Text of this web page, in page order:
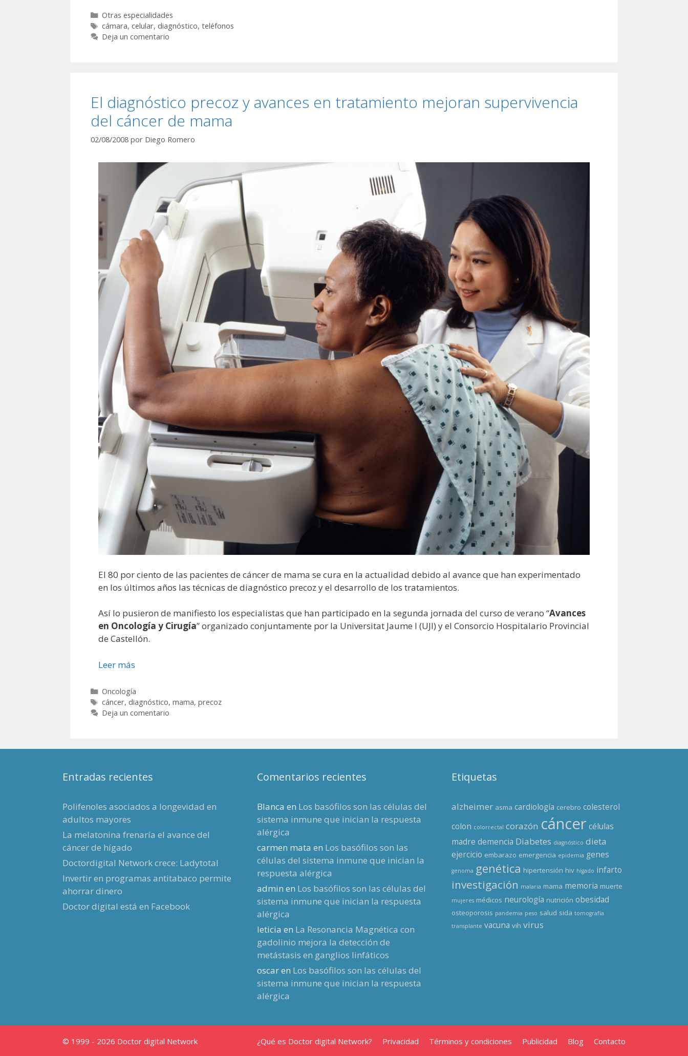
Categorías
Otras especialidades
Etiquetas
cámara, celular, diagnóstico, teléfonos
Deja un comentario
El diagnóstico precoz y avances en tratamiento mejoran supervivencia
del cáncer de mama
02/08/2008 por Diego Romero
El 80 por ciento de las pacientes de cáncer de mama se cura en la actualidad debido al avance que han experimentado
en los últimos años las técnicas de diagnóstico precoz y el desarrollo de los tratamientos.
Así lo pusieron de manifiesto los especialistas que han participado en la segunda jornada del curso de verano “Avances
en Oncología y Cirugía” organizado conjuntamente por la Universitat Jaume I (UJI) y el Consorcio Hospitalario Provincial
de Castellón.
Leer más
Categorías
Oncología
Etiquetas
cáncer, diagnóstico, mama, precoz
Deja un comentario
Entradas recientes
Polifenoles asociados a longevidad en
adultos mayores
La melatonina frenaría el avance del
cáncer de hígado
Doctordigital Network crece: Ladytotal
Invertir en programas antitabaco permite
ahorrar dinero
Doctor digital está en Facebook
Comentarios recientes
Blanca en Los basófilos son las células del
sistema inmune que inician la respuesta
alérgica
carmen mata en Los basófilos son las
células del sistema inmune que inician la
respuesta alérgica
admin en Los basófilos son las células del
sistema inmune que inician la respuesta
alérgica
leticia en La Resonancia Magnética con
gadolinio mejora la detección de
metástasis en ganglios linfáticos
oscaren Los basófilos son las células del
sistema inmune que inician la respuesta
alérgica
Etiquetas
alzheimer asma cardiología cerebro colesterol
colon colorrectal corazón cáncer células
madre demencia Diabetes diagnóstico dieta
ejercicio embarazo emergencia epidemia genes
genoma genética hipertensión hiv hígado infarto
investigación malaria mama memoria muerte
mujeres médicos neurología nutrición obesidad
osteoporosis pandemia peso salud sida tomografía
transplante vacuna vih virus
¿Qué es Doctor digital Network? Privacidad Términos y condiciones Publicidad Blog Contacto
© 1999 - 2026 Doctor digital Network